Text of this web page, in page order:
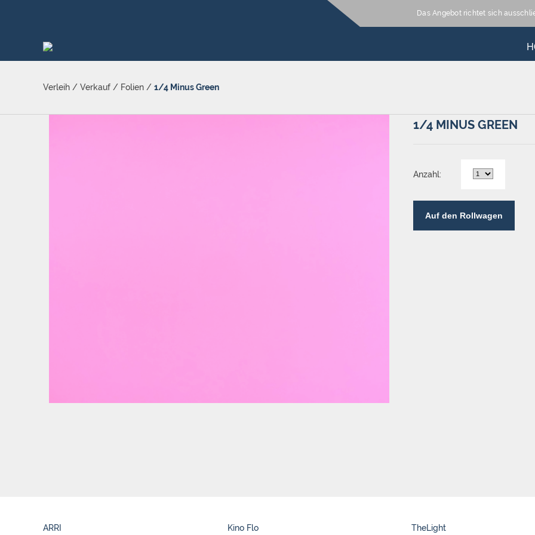
Das Angebot richtet sich
Verleih / Verkauf / Folien / 1/4 Minus Green
1/4 MINUS GREEN
Anzahl:
Auf den Rollwagen
ARRI Kino Flo TheLight